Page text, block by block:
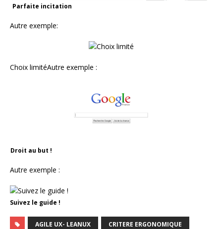
Parfaite incitation
Autre exemple:
Choix limitéAutre exemple :
Droit au but !
Autre exemple :
Suivez le guide !
AGILE UX- LEANUX CRITERE ERGONOMIQUE